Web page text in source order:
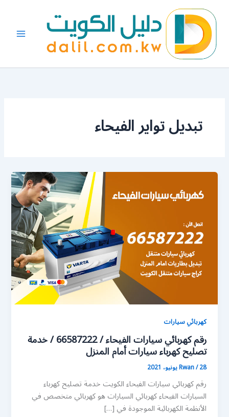
المحتوى
تبديل تواير الفيحاء
كهربائي سيارات
رقم كهربائي سيارات الفيحاء / 66587222 / خدمة
تصليح كهرباء سيارات أمام المنزل
Rwan/28 يونيو، 2021
رقم كهربائي سيارات الفيحاء الكويت خدمة تصليح كهرباء
السيارات الفيحاء كهربائي السيارات هو كهربائي متخصص في
الأنظمة الكهربائية الموجودة في […]